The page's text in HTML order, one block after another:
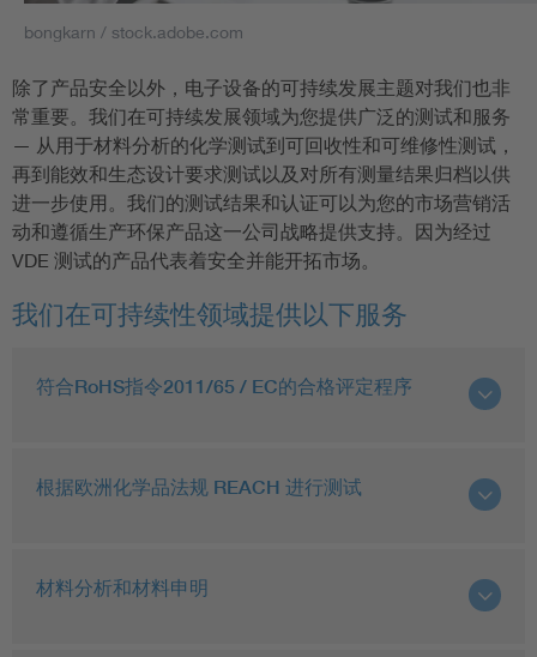
bongkarn / stock.adobe.com
除了产品安全以外，电子设备的可持续发展主题对我们也非
常重要。我们在可持续发展领域为您提供广泛的测试和服务
— 从用于材料分析的化学测试到可回收性和可维修性测试，
再到能效和生态设计要求测试以及对所有测量结果归档以供
进一步使用。我们的测试结果和认证可以为您的市场营销活
动和遵循生产环保产品这一公司战略提供支持。因为经过
VDE 测试的产品代表着安全并能开拓市场。
我们在可持续性领域提供以下服务
符合RoHS指令2011/65 / EC的合格评定程序
根据欧洲化学品法规 REACH 进行测试
材料分析和材料申明